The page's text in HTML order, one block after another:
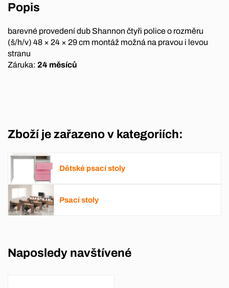
Popis
barevné provedení dub Shannon čtyři police o rozměru
(š/h/v) 48 × 24 × 29 cm montáž možná na pravou i levou
stranu
Záruka: 24 měsíců
Zboží je zařazeno v kategoriích:
Dětské psací stoly
Psací stoly
Naposledy navštívené